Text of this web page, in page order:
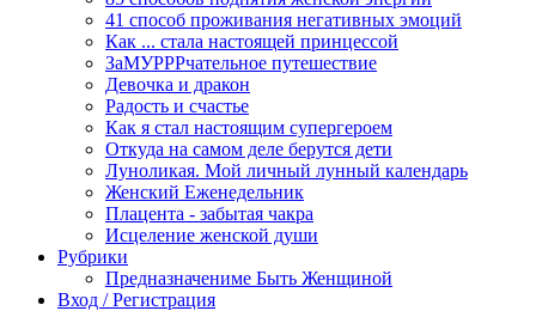
41 способ проживания негативных эмоций
Как ... стала настоящей принцессой
ЗаМУРРРчательное путешествие
Девочка и дракон
Радость и счастье
Как я стал настоящим супергероем
Откуда на самом деле берутся дети
Луноликая. Мой личный лунный календарь
Женский Еженедельник
Плацента - забытая чакра
Исцеление женской души
Рубрики
Предназначениме Быть Женщиной
Вход / Регистрация